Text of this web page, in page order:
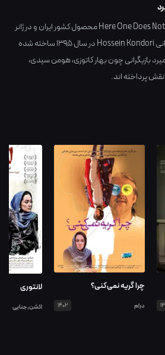
ایرانو در ژانر
Hossein Kondoriدر سال1395ساخته شده
بازیگرانی چونبهار کاتوزی،هومن سیدی،
پرداخته اند.
چرا گریه نمی‌کنی؟
درام 1402
لانتوری
اکشن,جنایی